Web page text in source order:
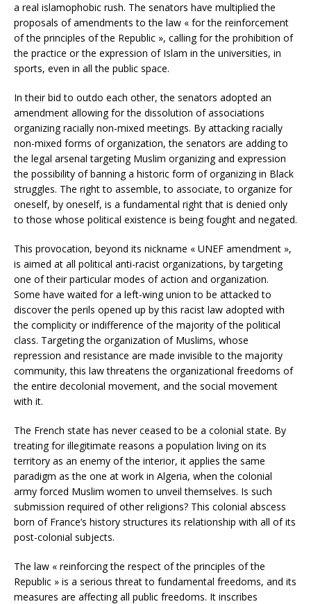
a real islamophobic rush. The senators have multiplied the
proposals of amendments to the law « for the reinforcement
of the principles of the Republic », calling for the prohibition of
the practice or the expression of Islam in the universities, in
sports, even in all the public space.
In their bid to outdo each other, the senators adopted an
amendment allowing for the dissolution of associations
organizing racially non-mixed meetings. By attacking racially
non-mixed forms of organization, the senators are adding to
the legal arsenal targeting Muslim organizing and expression
the possibility of banning a historic form of organizing in Black
struggles. The right to assemble, to associate, to organize for
oneself, by oneself, is a fundamental right that is denied only
to those whose political existence is being fought and negated.
This provocation, beyond its nickname « UNEF amendment »,
is aimed at all political anti-racist organizations, by targeting
one of their particular modes of action and organization.
Some have waited for a left-wing union to be attacked to
discover the perils opened up by this racist law adopted with
the complicity or indifference of the majority of the political
class. Targeting the organization of Muslims, whose
repression and resistance are made invisible to the majority
community, this law threatens the organizational freedoms of
the entire decolonial movement, and the social movement
with it.
The French state has never ceased to be a colonial state. By
treating for illegitimate reasons a population living on its
territory as an enemy of the interior, it applies the same
paradigm as the one at work in Algeria, when the colonial
army forced Muslim women to unveil themselves. Is such
submission required of other religions? This colonial abscess
born of France’s history structures its relationship with all of its
post-colonial subjects.
The law « reinforcing the respect of the principles of the
Republic » is a serious threat to fundamental freedoms, and its
measures are affecting all public freedoms. It inscribes